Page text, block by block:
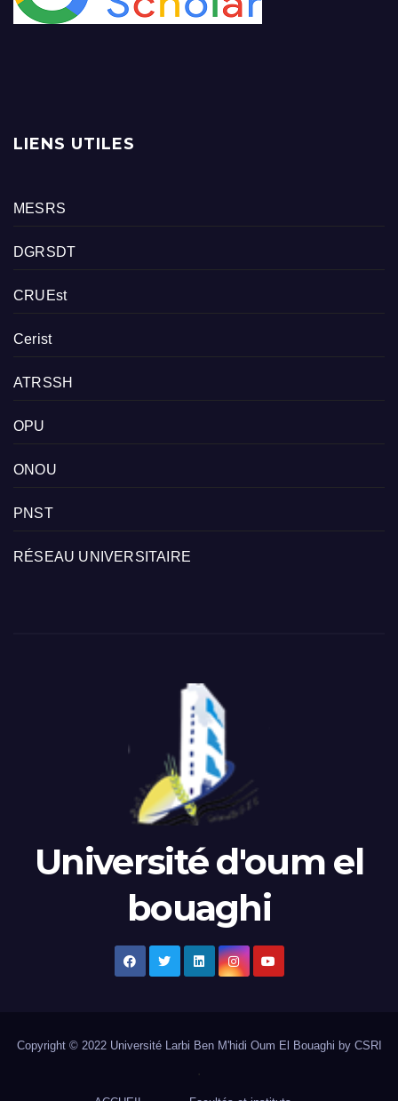
LIENS UTILES
MESRS
DGRSDT
CRUEst
Cerist
ATRSSH
OPU
ONOU
PNST
RÉSEAU UNIVERSITAIRE
Université d'oum el
bouaghi
Copyright © 2022 Université Larbi Ben M'hidi Oum El Bouaghi by CSRI
.